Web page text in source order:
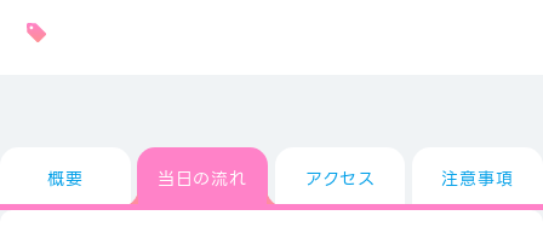
概要 当日の流れ アクセス 注意事項